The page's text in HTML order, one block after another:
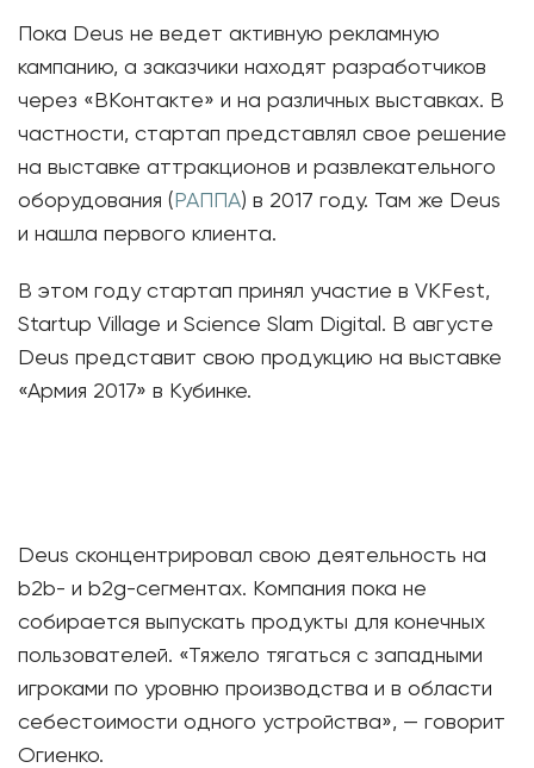
Пока Deus не ведет активную рекламную
кампанию, а заказчики находят разработчиков
через «ВКонтакте» и на различных выставках. В
частности, стартап представлял свое решение
на выставке аттракционов и развлекательного
оборудования ( РАППА) в 2017 году. Там же Deus
и нашла первого клиента.
В этом году стартап принял участие в VKFest,
Startup Village и Science Slam Digital. В августе
Deus представит свою продукцию на выставке
«Армия 2017» в Кубинке.
Deus сконцентрировал свою деятельность на
b2b- и b2g-сегментах. Компания пока не
собирается выпускать продукты для конечных
пользователей. «Тяжело тягаться с западными
игроками по уровню производства и в области
себестоимости одного устройства», — говорит
Огиенко.